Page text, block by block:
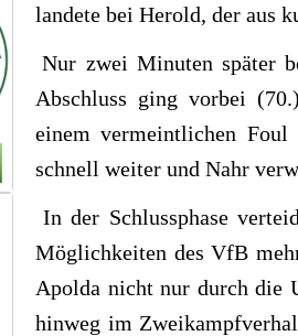
landete bei Herold, der aus
Nur zwei Minuten später
Abschluss ging vorbei
einem vermeintlichen
schnell weiter und Nahr
In der Schlussphase
Möglichkeiten des VfB
Apolda nicht nur durch die
hinweg im